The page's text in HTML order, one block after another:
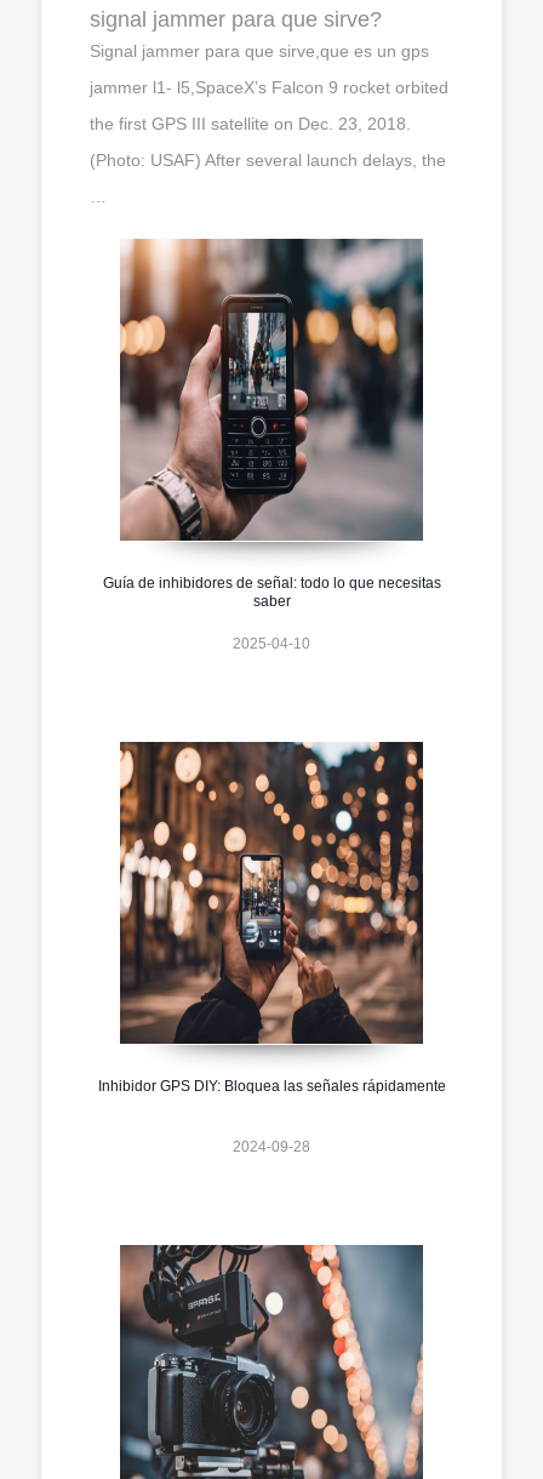
signal jammer para que sirve?
Signal jammer para que sirve,que es un gps
jammer l1- l5,SpaceX’s Falcon 9 rocket orbited
the first GPS III satellite on Dec. 23, 2018.
(Photo: USAF) After several launch delays, the
Guía de inhibidores de señal: todo lo que necesitas
saber
2025-04-10
Inhibidor GPS DIY: Bloquea las señales rápidamente
2024-09-28